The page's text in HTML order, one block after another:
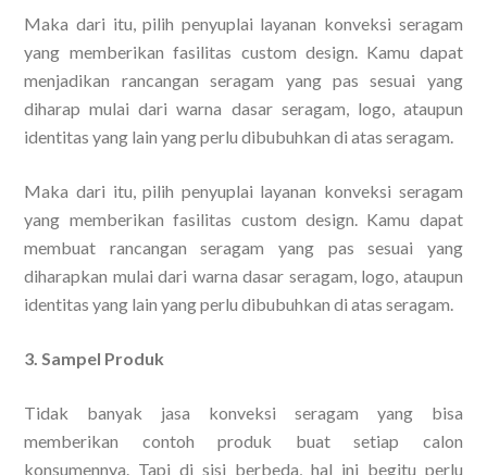
Maka dari itu, pilih penyuplai layanan konveksi seragam
yang memberikan fasilitas custom design. Kamu dapat
menjadikan rancangan seragam yang pas sesuai yang
diharap mulai dari warna dasar seragam, logo, ataupun
identitas yang lain yang perlu dibubuhkan di atas seragam.
Maka dari itu, pilih penyuplai layanan konveksi seragam
yang memberikan fasilitas custom design. Kamu dapat
membuat rancangan seragam yang pas sesuai yang
diharapkan mulai dari warna dasar seragam, logo, ataupun
identitas yang lain yang perlu dibubuhkan di atas seragam.
3. Sampel Produk
Tidak banyak jasa konveksi seragam yang bisa
memberikan contoh produk buat setiap calon
konsumennya. Tapi di sisi berbeda, hal ini begitu perlu